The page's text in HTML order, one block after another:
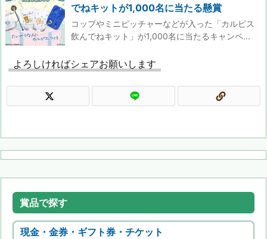
でねキットが1,000名に当たる懸賞
コップやミニピッチャーなどが入った「カルピス
飲んでねキット」が1,000名に当たるキャンペ...
よろしければシェアお願いします
賞品で探す
現金・金券・ギフト券・チケット